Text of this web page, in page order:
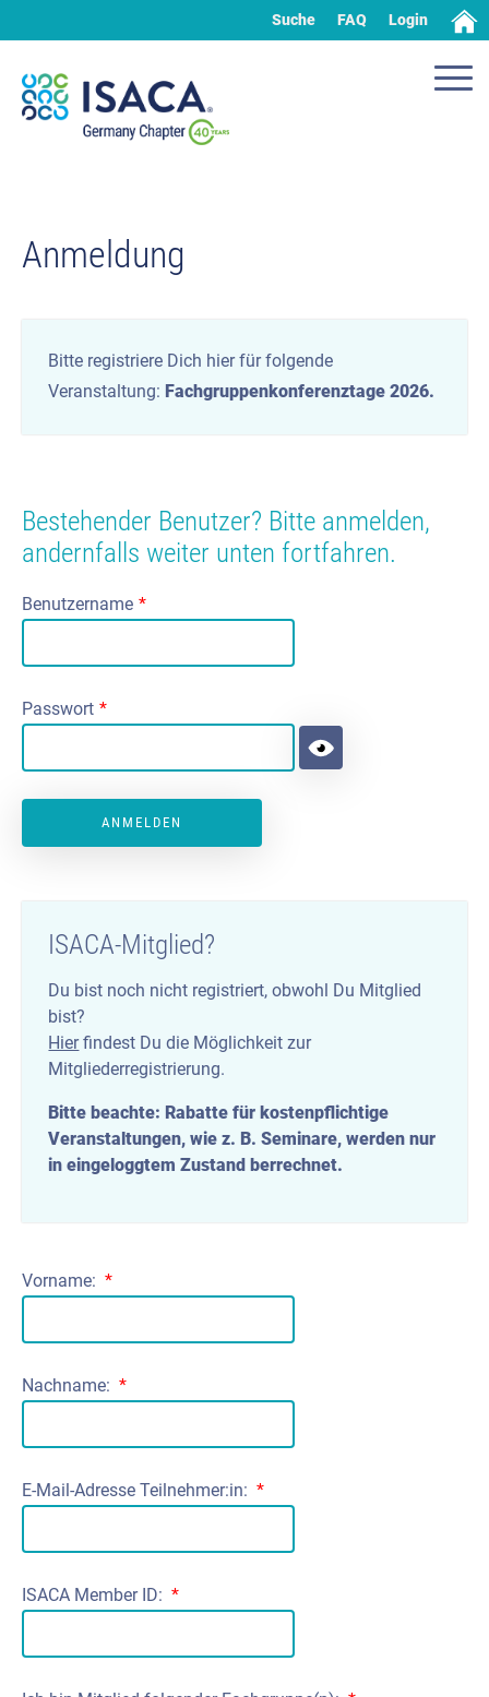
Suche FAQ Login
Anmeldung
Bitte registriere Dich hier für folgende
Veranstaltung: Fachgruppenkonferenztage 2026.
Bestehender Benutzer? Bitte anmelden,
andernfalls weiter unten fortfahren.
Benutzername *
Passwort *
ISACA-Mitglied?
Du bist noch nicht registriert, obwohl Du Mitglied
bist?
Hierfindest Du die Möglichkeit zur
Mitgliederregistrierung.
Bitte beachte: Rabatte für kostenpflichtige
Veranstaltungen, wie z. B. Seminare, werden nur
in eingeloggtem Zustand berrechnet.
Vorname: *
Nachname: *
E-Mail-Adresse Teilnehmer:in: *
ISACA Member ID: *